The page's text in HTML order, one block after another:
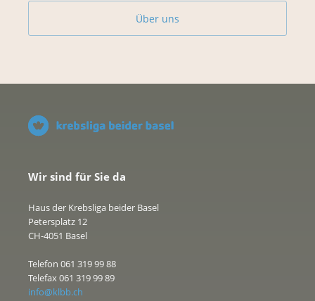
Über uns
Wir sind für Sie da
Haus der Krebsliga beider Basel
Petersplatz 12
CH-4051 Basel
Telefon 061 319 99 88
Telefax 061 319 99 89
info@klbb.ch